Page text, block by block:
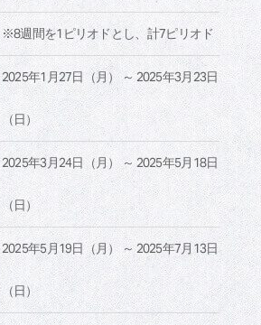
※8週間を1ピリオドとし、計7ピリオド
2025年1月27日（月） ～ 2025年3月23日
（日）
2025年3月24日（月） ～ 2025年5月18日
（日）
2025年5月19日（月） ～ 2025年7月13日
（日）